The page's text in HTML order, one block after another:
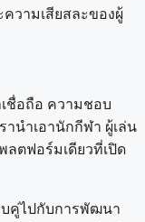
วามเสียสละของผู้
ชื่อถือ ความชอบ
านำเอานักกีฬา ผู้เล่น
ตฟอร์มเดียวที่เปิด
บคู่ไปกับการพัฒนา